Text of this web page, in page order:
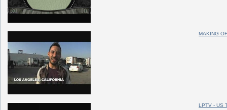
MAKING
LPTV - US